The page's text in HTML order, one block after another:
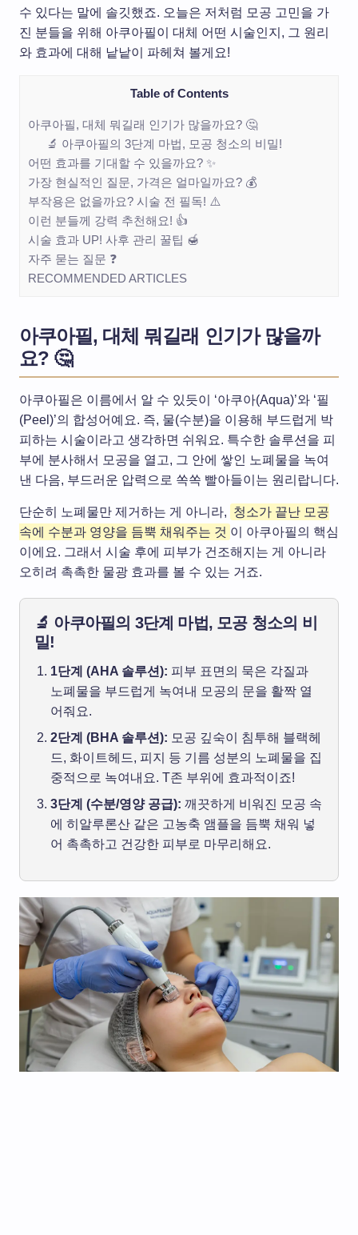
수 있다는 말에 솔깃했죠. 오늘은 저처럼 모공 고민을 가
진 분들을 위해 아쿠아필이 대체 어떤 시술인지, 그 원리
와 효과에 대해 낱낱이 파헤쳐 볼게요!
Table of Contents
아쿠아필, 대체 뭐길래 인기가 많을까요? 🤔
🔬 아쿠아필의 3단계 마법, 모공 청소의 비밀!
어떤 효과를 기대할 수 있을까요? ✨
가장 현실적인 질문, 가격은 얼마일까요? 💰
부작용은 없을까요? 시술 전 필독! ⚠️
이런 분들께 강력 추천해요! 👍
시술 효과 UP! 사후 관리 꿀팁 🍯
자주 묻는 질문 ❓
RECOMMENDED ARTICLES
아쿠아필, 대체 뭐길래 인기가 많을까
요? 🤔
아쿠아필은 이름에서 알 수 있듯이 ‘아쿠아(Aqua)’와 ‘필
(Peel)’의 합성어예요. 즉, 물(수분)을 이용해 부드럽게 박
피하는 시술이라고 생각하면 쉬워요. 특수한 솔루션을 피
부에 분사해서 모공을 열고, 그 안에 쌓인 노폐물을 녹여
낸 다음, 부드러운 압력으로 쏙쏙 빨아들이는 원리랍니다.
단순히 노폐물만 제거하는 게 아니라, 청소가 끝난 모공
속에 수분과 영양을 듬뿍 채워주는 것 이 아쿠아필의 핵심
이에요. 그래서 시술 후에 피부가 건조해지는 게 아니라
오히려 촉촉한 물광 효과를 볼 수 있는 거죠.
🔬 아쿠아필의 3단계 마법, 모공 청소의 비
밀!
1단계 (AHA 솔루션): 피부 표면의 묵은 각질과
노폐물을 부드럽게 녹여내 모공의 문을 활짝 열
어줘요.
2단계 (BHA 솔루션): 모공 깊숙이 침투해 블랙헤
드, 화이트헤드, 피지 등 기름 성분의 노폐물을 집
중적으로 녹여내요. T존 부위에 효과적이죠!
3단계 (수분/영양 공급): 깨끗하게 비워진 모공 속
에 히알루론산 같은 고농축 앰플을 듬뿍 채워 넣
어 촉촉하고 건강한 피부로 마무리해요.